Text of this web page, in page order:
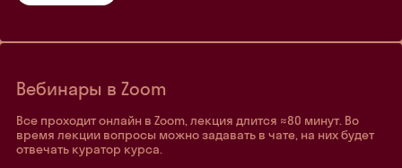
Вебинары в Zoom
Все проходит онлайн в Zoom, лекция длится ≈80 минут. Во
время лекции вопросы можно задавать в чате, на них будет
отвечать куратор курса.